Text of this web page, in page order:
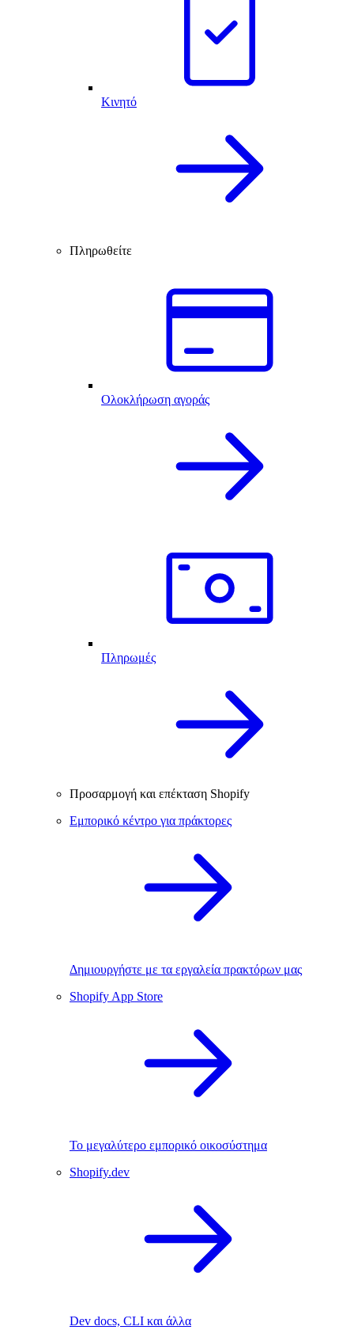
Κινητό
Πληρωθείτε
Ολοκλήρωση αγοράς
Πληρωμές
Προσαρμογή και επέκταση Shopify
Εμπορικό κέντρο για πράκτορες
Δημιουργήστε με τα εργαλεία πρακτόρων μας
Shopify App Store
Το μεγαλύτερο εμπορικό οικοσύστημα
Shopify.dev
Dev docs, CLI και άλλα